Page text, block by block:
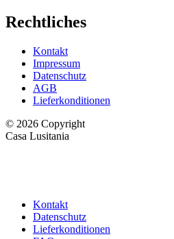
Rechtliches
Kontakt
Impressum
Datenschutz
AGB
Lieferkonditionen
© 2026 Copyright
Casa Lusitania
Kontakt
Datenschutz
Lieferkonditionen